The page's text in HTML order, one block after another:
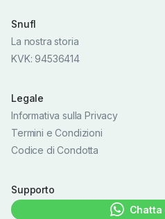
Snufl
La nostra storia
KVK: 94536414
Legale
Informativa sulla Privacy
Termini e Condizioni
Codice di Condotta
Supporto
Chatta